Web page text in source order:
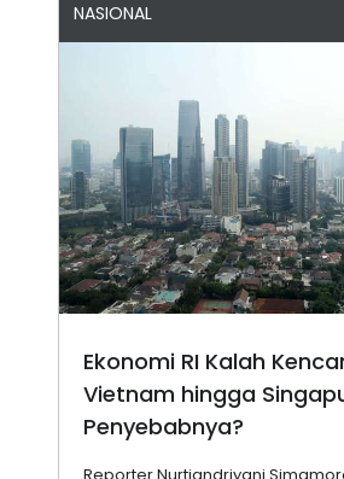
NASIONAL
Ekonomi RI Kalah
Vietnam hingga
Penyebabnya?
Reporter Nurtiandriyani